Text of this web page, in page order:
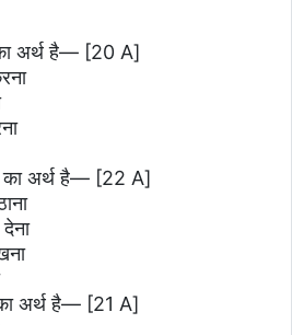
अर्थ है— [20 A]
का अर्थ है— [22 A]
का अर्थ है— [21 A]